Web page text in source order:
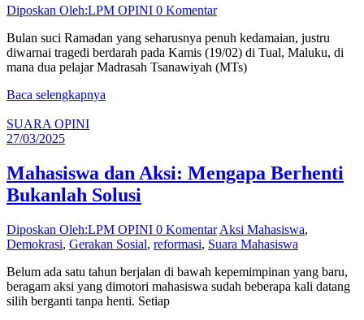
Diposkan Oleh:LPM OPINI 0 Komentar
Bulan suci Ramadan yang seharusnya penuh kedamaian, justru
diwarnai tragedi berdarah pada Kamis (19/02) di Tual, Maluku, di
mana dua pelajar Madrasah Tsanawiyah (MTs)
Baca selengkapnya
SUARA OPINI
27/03/2025
Mahasiswa dan Aksi: Mengapa Berhenti
Bukanlah Solusi
Diposkan Oleh:LPM OPINI 0 Komentar Aksi Mahasiswa,
Demokrasi, Gerakan Sosial, reformasi, Suara Mahasiswa
Belum ada satu tahun berjalan di bawah kepemimpinan yang baru,
beragam aksi yang dimotori mahasiswa sudah beberapa kali datang
silih berganti tanpa henti. Setiap